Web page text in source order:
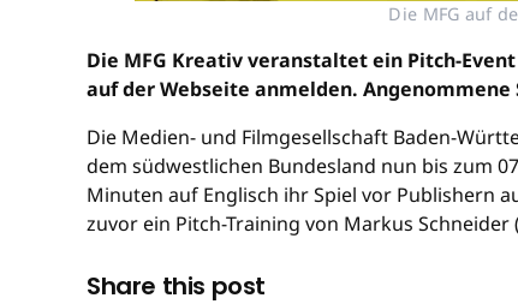
Die MFG auf
Die MFG Kreativ veranstaltet ein Pitch-
auf der Webseite anmelden.
Die Medien- und Filmgesellschaft Baden-
dem südwestlichen Bundesland nun bis zum
Minuten auf Englisch ihr Spiel vor Publishern
zuvor ein Pitch-Training von Markus
Share this post